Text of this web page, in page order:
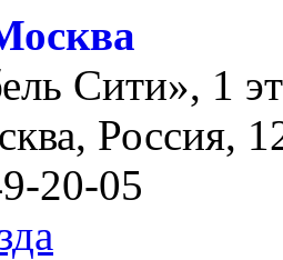
Сити», 1
Россия,
20-05